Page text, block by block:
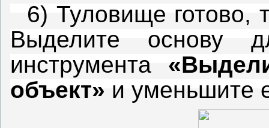
6) Туловище готово,
Выделите основу
инструмента
объект» и уменьшите